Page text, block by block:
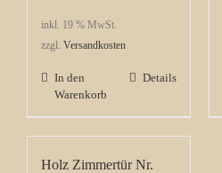
inkl. 19 % MwSt.
zzgl. Versandkosten
In den
Warenkorb
Details
Holz Zimmertür Nr.